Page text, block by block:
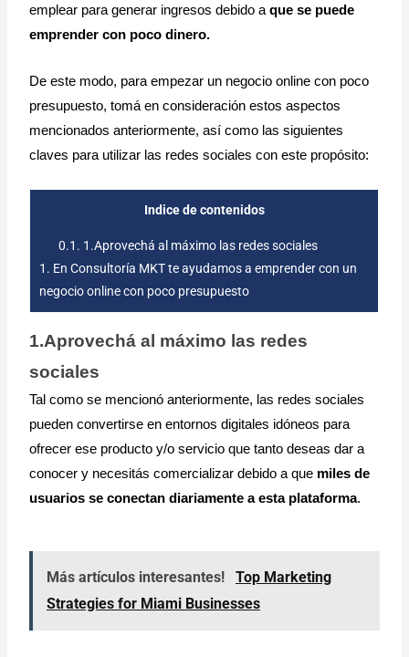
emplear para generar ingresos debido a que se puede
emprender con poco dinero.
De este modo, para empezar un negocio online con poco
presupuesto, tomá en consideración estos aspectos
mencionados anteriormente, así como las siguientes
claves para utilizar las redes sociales con este propósito:
Indice de contenidos
0.1. 1.Aprovechá al máximo las redes sociales
1. En Consultoría MKT te ayudamos a emprender con un
negocio online con poco presupuesto
1.Aprovechá al máximo las redes
sociales
Tal como se mencionó anteriormente, las redes sociales
pueden convertirse en entornos digitales idóneos para
ofrecer ese producto y/o servicio que tanto deseas dar a
conocer y necesitás comercializar debido a que miles de
usuarios se conectan diariamente a esta plataforma.
Más artículos interesantes!
Top Marketing
Strategies for Miami Businesses